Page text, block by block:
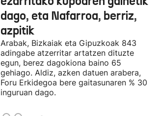
dago, eta Nafarroa, berriz,
azpitik
Arabak, Bizkaiak eta Gipuzkoak 843
adingabe atzerritar artatzen dituzte
egun, berez dagokiona baino 65
gehiago. Aldiz, azken datuen arabera,
Foru Erkidegoa bere gaitasunaren % 30
inguruan dago.